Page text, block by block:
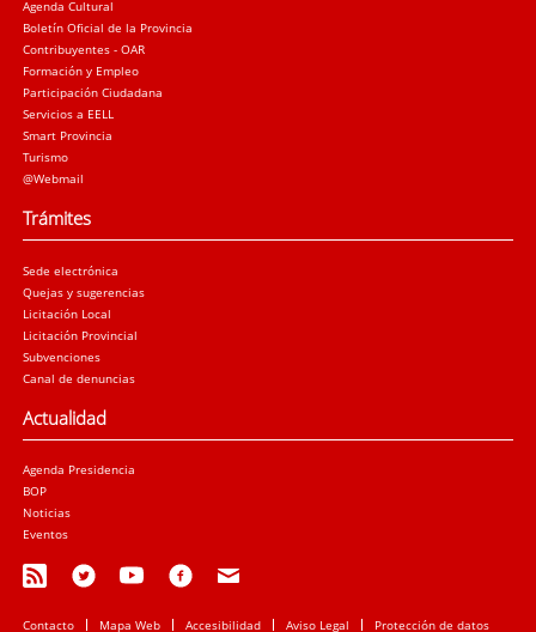
Agenda Cultural
Boletín Oficial de la Provincia
Contribuyentes - OAR
Formación y Empleo
Participación Ciudadana
Servicios a EELL
Smart Provincia
Turismo
@Webmail
Trámites
Sede electrónica
Quejas y sugerencias
Licitación Local
Licitación Provincial
Subvenciones
Canal de denuncias
Actualidad
Agenda Presidencia
BOP
Noticias
Eventos
Contacto Mapa Web Accesibilidad Aviso Legal Protección de datos